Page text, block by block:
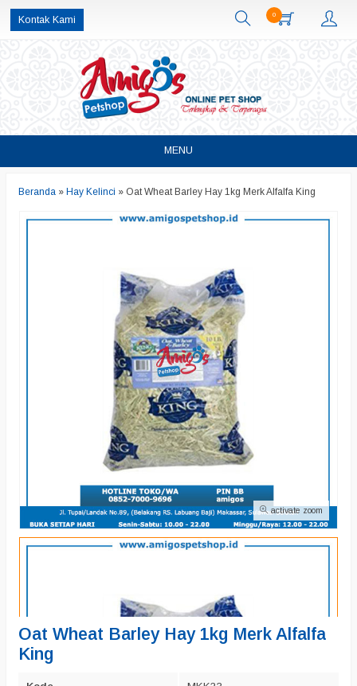
Kontak Kami 0
MENU
Beranda » Hay Kelinci » Oat Wheat Barley Hay 1kg Merk Alfalfa King
activate zoom
Oat Wheat Barley Hay 1kg Merk Alfalfa
King